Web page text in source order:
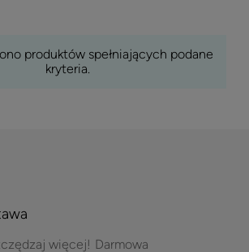
produktów spełniających podane
kryteria.
więcej! Darmowa